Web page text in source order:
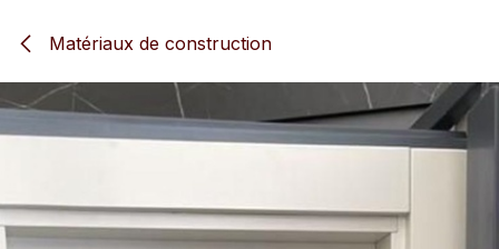
Matériaux de construction